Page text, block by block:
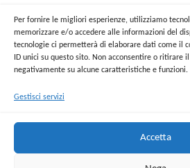
Per fornire le migliori esperienze, utilizziamo
memorizzare e/o accedere alle informazioni del
tecnologie ci permetterà di elaborare dati come il
ID unici su questo sito. Non acconsentire o ritirare
negativamente su alcune caratteristiche e funzioni.
Gestisci servizi
Accetta
Richiedi Modello